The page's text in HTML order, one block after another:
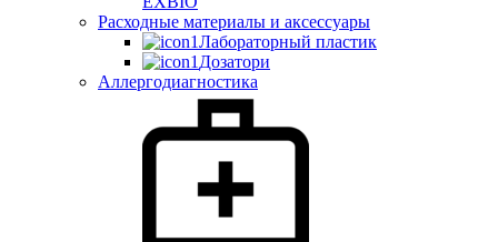
Расходные материалы и аксессуары
Лабораторный пластик
Дозатори
Аллергодиагностика